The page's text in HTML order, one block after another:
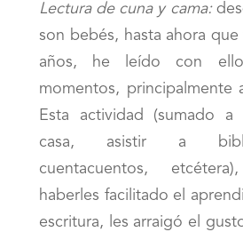
Lectura de cuna y cama:
son bebés, hasta ahora
años, he leído con
momentos, principalmente
Esta actividad (sumado
casa, asistir a
cuentacuentos,
haberles facilitado el
escritura, les arraigó el